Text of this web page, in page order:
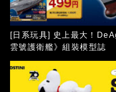
[日系玩具] 史上最大！
雲號護衛艦》組裝模型誌